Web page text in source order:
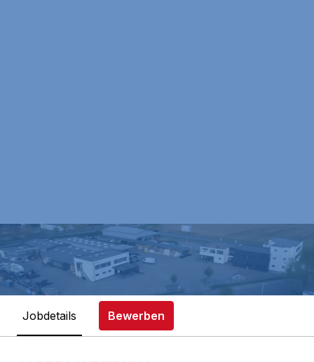
Jobdetails Bewerben